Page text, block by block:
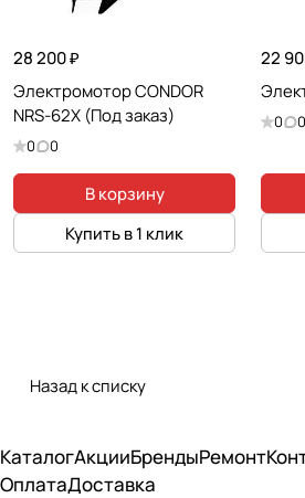
28 200 ₽
Электромотор CONDOR
NRS-62X (Под заказ)
0 0
В корзину
Купить в 1 клик
22
0 0
Назад к списку
КаталогАкцииБрендыРемонт
ОплатаДоставка